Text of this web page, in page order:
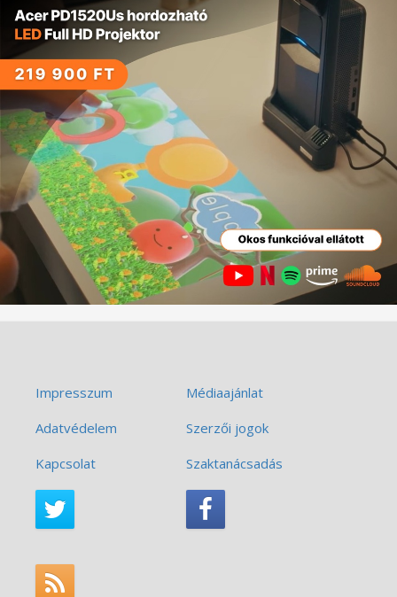
Impresszum
Médiaajánlat
Adatvédelem
Szerzői jogok
Kapcsolat
Szaktanácsadás